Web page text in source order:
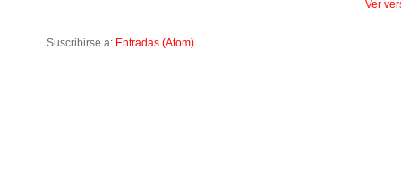
Ver
Suscribirse a: Entradas (Atom)